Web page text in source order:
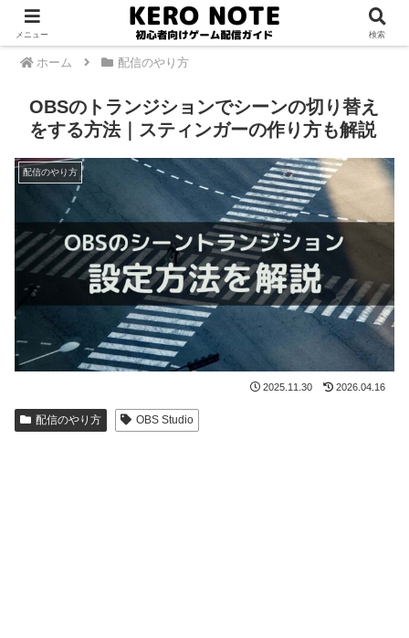
PR
ホーム 配信のやり方
OBSのトランジションでシーンの切り替え
をする方法｜スティンガーの作り方も解説
配信のやり方
2025.11.30 2026.04.16
配信のやり方 OBS Studio
メニュー 検索